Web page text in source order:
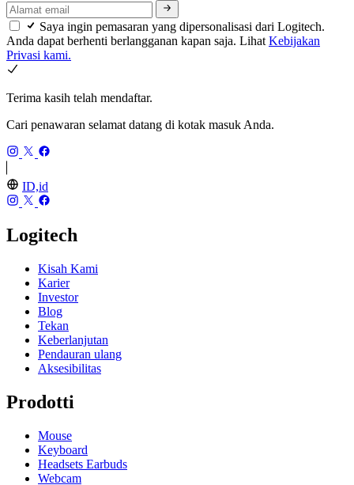
Saya ingin pemasaran yang dipersonalisasi dari Logitech.
Anda dapat berhenti berlangganan kapan saja. Lihat Kebijakan
Privasi kami.
Terima kasih telah mendaftar.
Cari penawaran selamat datang di kotak masuk Anda.
ID,id
Logitech
Kisah Kami
Karier
Investor
Blog
Tekan
Keberlanjutan
Pendauran ulang
Aksesibilitas
Prodotti
Mouse
Keyboard
Headsets Earbuds
Webcam